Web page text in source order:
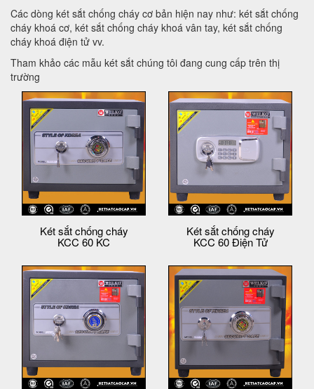
Các dòng két sắt chống cháy cơ bản hiện nay như: két sắt chống
cháy khoá cơ, két sắt chống cháy khoá vân tay, két sắt chống
cháy khoá điện tử vv.
Tham khảo các mẫu két sắt chúng tôi đang cung cấp trên thị
trường
Két sắt chống cháy
KCC 60 KC
Két sắt chống cháy
KCC 60 Điện Tử